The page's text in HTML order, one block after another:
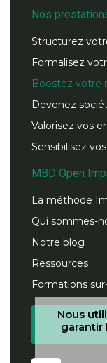
Nos
Structurez
Formalisez
Boostez votre
Devenez
Valorisez vos
Sensibilisez
MBD Open
La méthode
Qui sommes-
Notre blog
Ressources
Formations
Nous
garantir